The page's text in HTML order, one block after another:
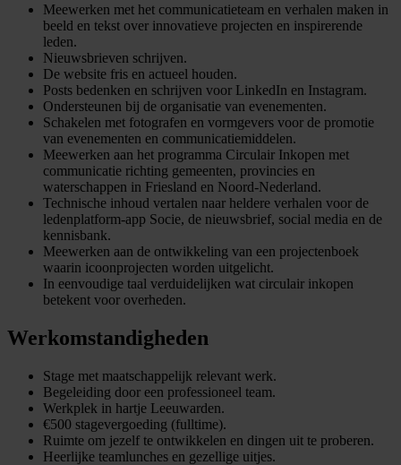
Meewerken met het communicatieteam en verhalen maken in
beeld en tekst over innovatieve projecten en inspirerende
leden.
Nieuwsbrieven schrijven.
De website fris en actueel houden.
Posts bedenken en schrijven voor LinkedIn en Instagram.
Ondersteunen bij de organisatie van evenementen.
Schakelen met fotografen en vormgevers voor de promotie
van evenementen en communicatiemiddelen.
Meewerken aan het programma Circulair Inkopen met
communicatie richting gemeenten, provincies en
waterschappen in Friesland en Noord-Nederland.
Technische inhoud vertalen naar heldere verhalen voor de
ledenplatform-app Socie, de nieuwsbrief, social media en de
kennisbank.
Meewerken aan de ontwikkeling van een projectenboek
waarin icoonprojecten worden uitgelicht.
In eenvoudige taal verduidelijken wat circulair inkopen
betekent voor overheden.
Werkomstandigheden
Stage met maatschappelijk relevant werk.
Begeleiding door een professioneel team.
Werkplek in hartje Leeuwarden.
€500 stagevergoeding (fulltime).
Ruimte om jezelf te ontwikkelen en dingen uit te proberen.
Heerlijke teamlunches en gezellige uitjes.